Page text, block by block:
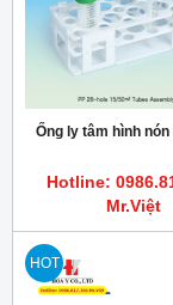
Ống ly tâm hình nón
Hotline:
Mr.Việt
HOT